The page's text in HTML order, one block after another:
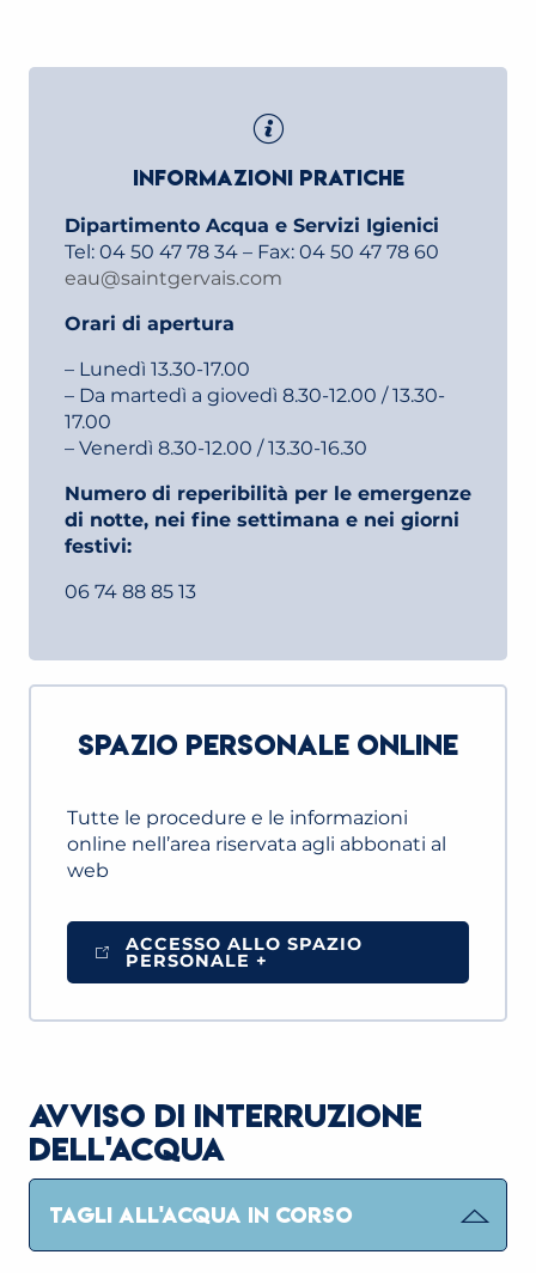
INFORMAZIONI PRATICHE
Dipartimento Acqua e Servizi Igienici
Tel: 04 50 47 78 34 – Fax: 04 50 47 78 60
eau@saintgervais.com
Orari di apertura
– Lunedì 13.30-17.00
– Da martedì a giovedì 8.30-12.00 / 13.30-
17.00
– Venerdì 8.30-12.00 / 13.30-16.30
Numero di reperibilità per le emergenze
di notte, nei fine settimana e nei giorni
festivi:
06 74 88 85 13
SPAZIO PERSONALE ONLINE
Tutte le procedure e le informazioni
online nell’area riservata agli abbonati al
web
ACCESSO ALLO SPAZIO
PERSONALE +
AVVISO DI INTERRUZIONE
DELL'ACQUA
TAGLI ALL'ACQUA IN CORSO